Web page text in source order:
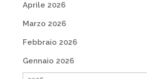
Aprile 2026
Marzo 2026
Febbraio 2026
Gennaio 2026